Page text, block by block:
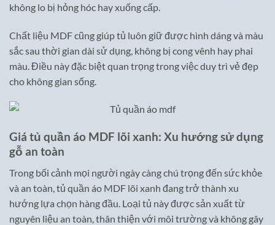
không lo bị hỏng hóc hay xuống cấp.
Chất liệu MDF cũng giúp tủ luôn giữ được hình dáng và màu
sắc sau thời gian dài sử dụng, không bị cong vênh hay phai
màu. Điều này đặc biệt quan trọng trong việc duy trì vẻ đẹp
cho không gian sống.
Giá tủ quần áo MDF lõi xanh: Xu hướng sử dụng
gỗ an toàn
Trong bối cảnh mọi người ngày càng chú trọng đến sức khỏe
và an toàn, tủ quần áo MDF lõi xanh đang trở thành xu
hướng lựa chọn hàng đầu. Loại tủ này được sản xuất từ
nguyên liệu an toàn, thân thiện với môi trường và không gây